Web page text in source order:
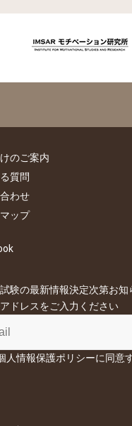
のご案内
質問
わせ
ップ
験の最新情報決定次第お知
ドレスをご入力ください
人情報保護ポリシーに同意